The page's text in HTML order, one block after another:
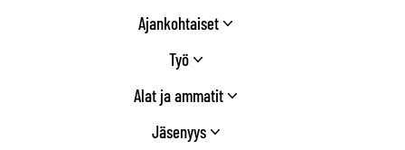
Ajankohtaiset
Työ
Alat ja ammatit
Jäsenyys